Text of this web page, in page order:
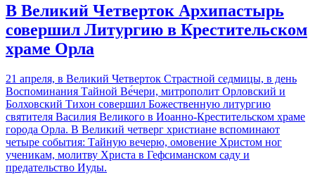
В Великий Четверток Архипастырь
совершил Литургию в Крестительском
храме Орла
21 апреля, в Великий Четверток Страстной седмицы, в день
Воспоминания Тайной Ве́чери, митрополит Орловский и
Болховский Тихон совершил Божественную литургию
святителя Василия Великого в Иоанно-Крестительском храме
города Орла. В Великий четверг христиане вспоминают
четыре события: Тайную вечерю, омовение Христом ног
ученикам, молитву Христа в Гефсиманском саду и
предательство Иуды.